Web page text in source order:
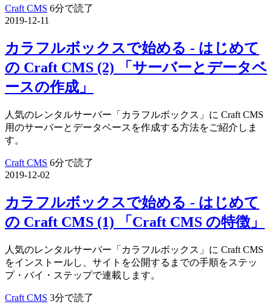
Craft CMS 6分で読了
2019-12-11
カラフルボックスで始める - はじめて
の Craft CMS (2) 「サーバーとデータベ
ースの作成」
人気のレンタルサーバー「カラフルボックス」に Craft CMS
用のサーバーとデータベースを作成する方法をご紹介しま
す。
Craft CMS 6分で読了
2019-12-02
カラフルボックスで始める - はじめて
の Craft CMS (1) 「Craft CMS の特徴」
人気のレンタルサーバー「カラフルボックス」に Craft CMS
をインストールし、サイトを公開するまでの手順をステッ
プ・バイ・ステップで連載します。
Craft CMS 3分で読了